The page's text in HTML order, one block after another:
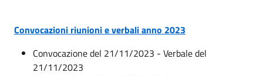
Convocazioni riunioni e verbali anno 2023
Convocazione del 21/11/2023 - Verbale del
21/11/2023